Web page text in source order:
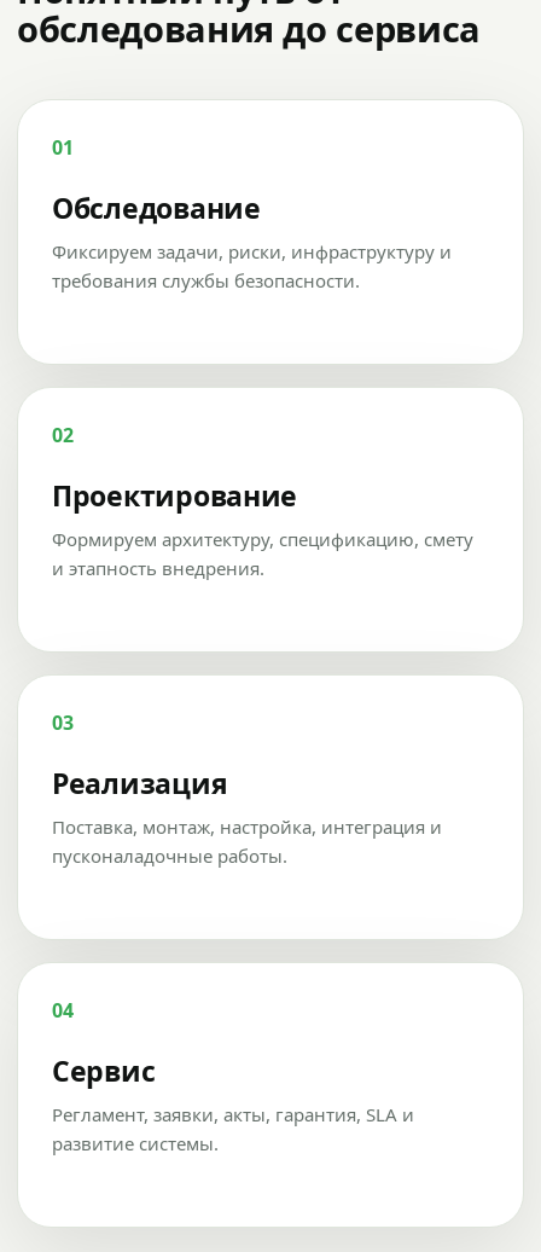
обследования до сервиса
01
Обследование
Фиксируем задачи, риски, инфраструктуру и
требования службы безопасности.
02
Проектирование
Формируем архитектуру, спецификацию, смету
и этапность внедрения.
03
Реализация
Поставка, монтаж, настройка, интеграция и
пусконаладочные работы.
04
Сервис
Регламент, заявки, акты, гарантия, SLA и
развитие системы.